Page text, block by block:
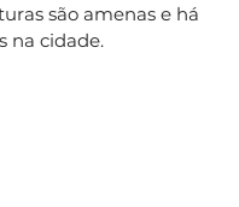
são amenas e há
na cidade.